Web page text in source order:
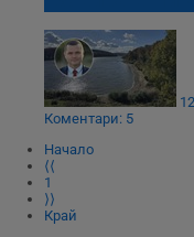
Коментари: 5
Начало
⟨⟨
1
⟩⟩
Край